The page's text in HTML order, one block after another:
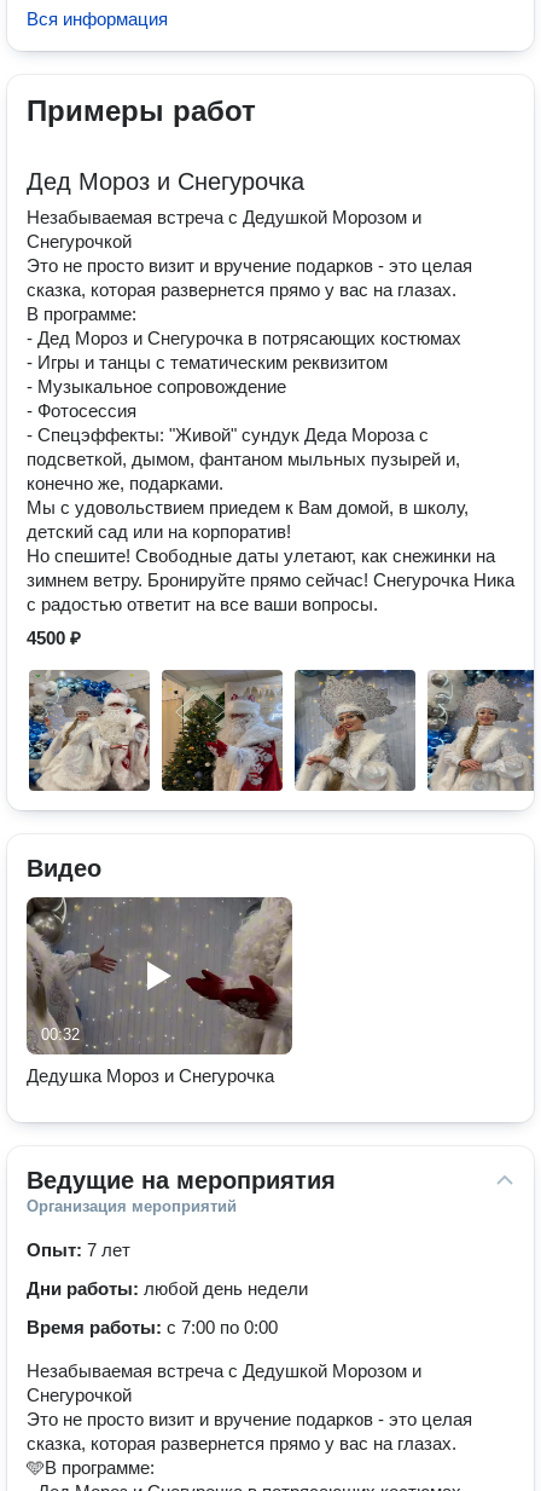
Вся информация
Примеры работ
Дед Мороз и Снегурочка
Незабываемая встреча с Дедушкой Морозом и
Снегурочкой
Это не просто визит и вручение подарков - это целая
сказка, которая развернется прямо у вас на глазах.
В программе:
- Дед Мороз и Снегурочка в потрясающих костюмах
- Игры и танцы с тематическим реквизитом
- Музыкальное сопровождение
- Фотосессия
- Спецэффекты: "Живой" сундук Деда Мороза с
подсветкой, дымом, фантаном мыльных пузырей и,
конечно же, подарками.
Мы с удовольствием приедем к Вам домой, в школу,
детский сад или на корпоратив!
Но спешите! Свободные даты улетают, как снежинки на
зимнем ветру. Бронируйте прямо сейчас! Снегурочка Ника
с радостью ответит на все ваши вопросы.
4500 ₽
Видео
00:32
Дедушка Мороз и Снегурочка
Ведущие на мероприятия
Организация мероприятий
Опыт: 7 лет
Дни работы: любой день недели
Время работы: с 7:00 по 0:00
Незабываемая встреча с Дедушкой Морозом и
Снегурочкой
Это не просто визит и вручение подарков - это целая
сказка, которая развернется прямо у вас на глазах.
🩵В программе: